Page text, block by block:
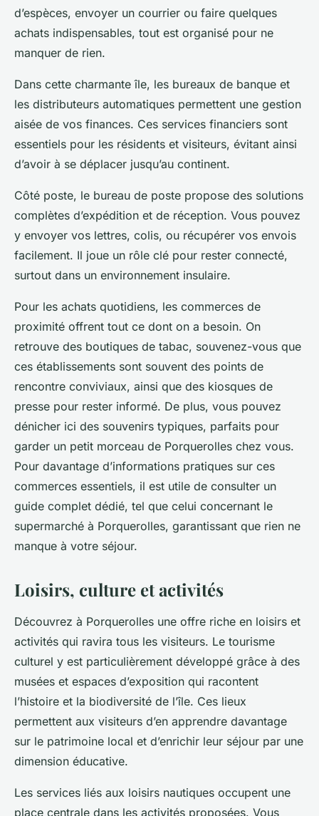
d’espèces, envoyer un courrier ou faire quelques
achats indispensables, tout est organisé pour ne
manquer de rien.
Dans cette charmante île, les bureaux de banque et
les distributeurs automatiques permettent une gestion
aisée de vos finances. Ces services financiers sont
essentiels pour les résidents et visiteurs, évitant ainsi
d’avoir à se déplacer jusqu’au continent.
Côté poste, le bureau de poste propose des solutions
complètes d’expédition et de réception. Vous pouvez
y envoyer vos lettres, colis, ou récupérer vos envois
facilement. Il joue un rôle clé pour rester connecté,
surtout dans un environnement insulaire.
Pour les achats quotidiens, les commerces de
proximité offrent tout ce dont on a besoin. On
retrouve des boutiques de tabac, souvenez-vous que
ces établissements sont souvent des points de
rencontre conviviaux, ainsi que des kiosques de
presse pour rester informé. De plus, vous pouvez
dénicher ici des souvenirs typiques, parfaits pour
garder un petit morceau de Porquerolles chez vous.
Pour davantage d’informations pratiques sur ces
commerces essentiels, il est utile de consulter un
guide complet dédié, tel que celui concernant le
supermarché à Porquerolles, garantissant que rien ne
manque à votre séjour.
Loisirs, culture et activités
Découvrez à Porquerolles une offre riche en loisirs et
activités qui ravira tous les visiteurs. Le tourisme
culturel y est particulièrement développé grâce à des
musées et espaces d’exposition qui racontent
l’histoire et la biodiversité de l’île. Ces lieux
permettent aux visiteurs d’en apprendre davantage
sur le patrimoine local et d’enrichir leur séjour par une
dimension éducative.
Les services liés aux loisirs nautiques occupent une
place centrale dans les activités proposées. Vous